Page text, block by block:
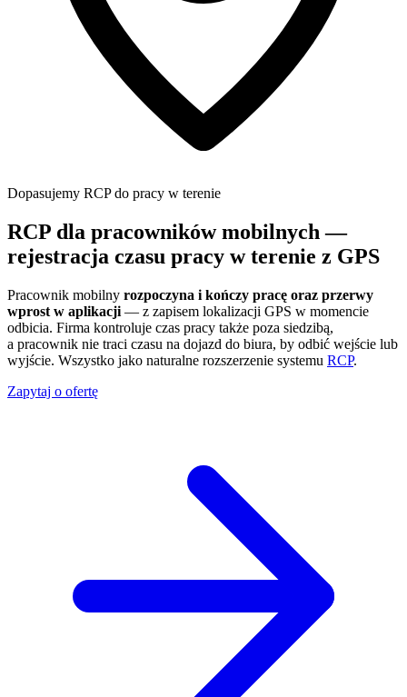
Dopasujemy RCP do pracy w terenie
RCP dla pracowników mobilnych —
rejestracja czasu pracy w terenie z GPS
Pracownik mobilny rozpoczyna i kończy pracę oraz przerwy
wprost w aplikacji — z zapisem lokalizacji GPS w momencie
odbicia. Firma kontroluje czas pracy także poza siedzibą,
a pracownik nie traci czasu na dojazd do biura, by odbić wejście lub
wyjście. Wszystko jako naturalne rozszerzenie systemu RCP.
Zapytaj o ofertę